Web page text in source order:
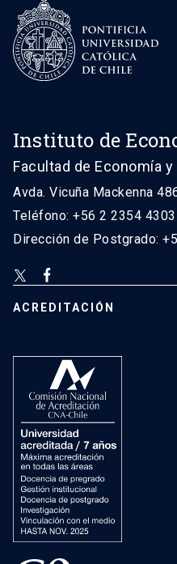
Instituto de
Facultad de Economía
Avda. Vicuña Mackenna
Teléfono: +56 2 2354 4303
Dirección de Postgrado:
ACREDITACIÓN